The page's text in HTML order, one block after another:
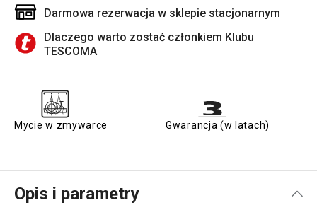
Darmowa rezerwacja w sklepie stacjonarnym
Dlaczego warto zostać członkiem Klubu
TESCOMA
Mycie w zmywarce Gwarancja (w latach)
Opis i parametry